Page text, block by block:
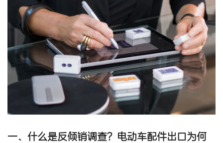
一、什么是反倾销调查？电动车配件出口为何